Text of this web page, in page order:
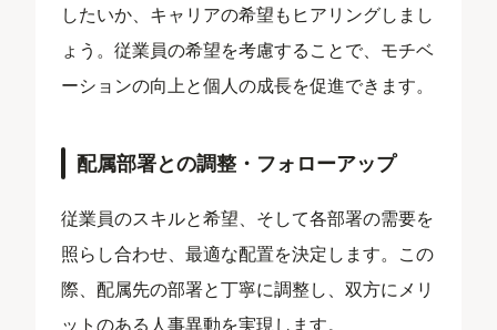
したいか、キャリアの希望もヒアリングしまし
ょう。従業員の希望を考慮することで、モチベ
ーションの向上と個人の成長を促進できます。
配属部署との調整・フォローアップ
従業員のスキルと希望、そして各部署の需要を
照らし合わせ、最適な配置を決定します。この
際、配属先の部署と丁寧に調整し、双方にメリ
ットのある人事異動を実現します。